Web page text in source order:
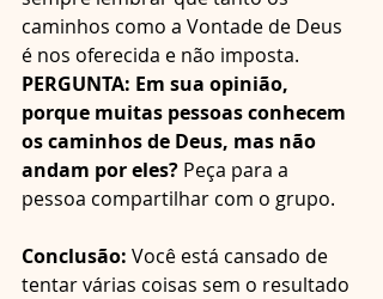
caminhos como a Vontade de Deus
é nos oferecida e não imposta.
PERGUNTA: Em sua opinião,
porque muitas pessoas conhecem
os caminhos de Deus, mas não
andam por eles? Peça para a
pessoa compartilhar com o grupo.
Conclusão: Você está cansado de
tentar várias coisas sem o resultado